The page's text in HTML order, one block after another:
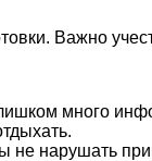
Важно
много
не нарушать